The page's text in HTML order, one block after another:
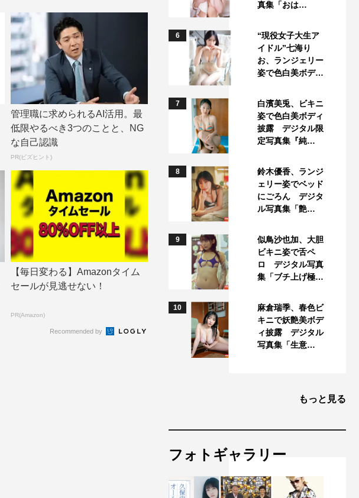
管理職に求められるAI活用。最
低限やるべき3つのことと、NG
な自己認識
PR(ビズヒント)
【毎日変わる】Amazonタイム
セールが見逃せない！
PR(Amazon)
Recommended by
真集「おは…
6
“現役女子大生ア
イドル”七海り
お、ランジェリー
姿で色白美ボデ…
7
白濱美兎、ビキニ
姿で色白美ボディ
披露 デジタル限
定写真集『純…
8
鈴木優香、ランジ
ェリー姿でベッド
にごろん デジタ
ル写真集「艶…
9
似鳥沙也加、大胆
ビキニ姿で舌ペ
ロ デジタル写真
集「ブチ上げ極…
10
麻倉瑞季、春色ビ
キニで妖艶美ボデ
ィ披露 デジタル
写真集「生意…
もっと見る
フォトギャラリー